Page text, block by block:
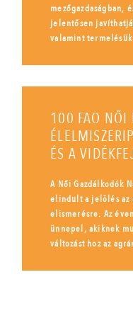
mezőgazdaságban,
jelentősen
valamint
100 FAO NŐI
ÉS A
A Női Gazdálkodók
elindult a jelölés az
elismerésre. Az
ünnepel, akiknek
változást hoz az